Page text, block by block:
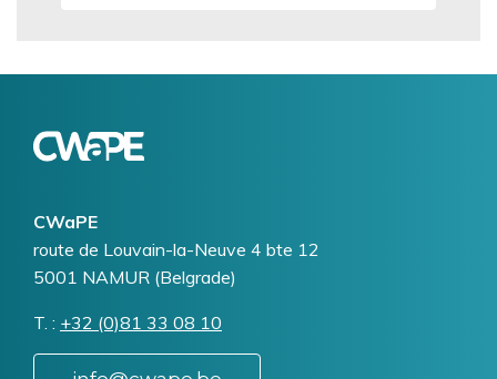
CWaPE
Addresse
route de Louvain-la-Neuve 4 bte 12
5001 NAMUR (Belgrade)
T. Téléphone
+32 (0)81 33 08 10